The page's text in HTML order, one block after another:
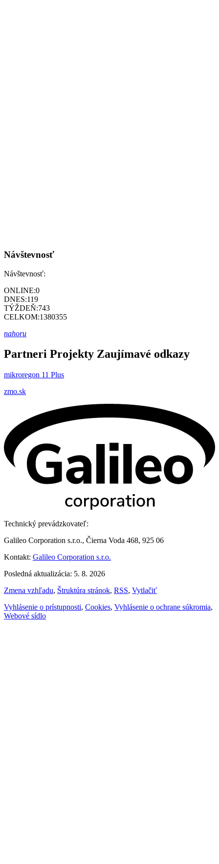
Návštevnosť
Návštevnosť:
ONLINE:0
DNES:119
TÝŽDEŇ:743
CELKOM:1380355
nahoru
Partneri Projekty Zaujímavé odkazy
mikroregon 11 Plus
zmo.sk
Technický prevádzkovateľ:
Galileo Corporation s.r.o., Čierna Voda 468, 925 06
Kontakt: Galileo Corporation s.r.o.
Posledná aktualizácia: 5. 8. 2026
Zmena vzhľadu, Štruktúra stránok, RSS, Vytlačiť
Vyhlásenie o prístupnosti, Cookies, Vyhlásenie o ochrane súkromia,
Webové sídlo